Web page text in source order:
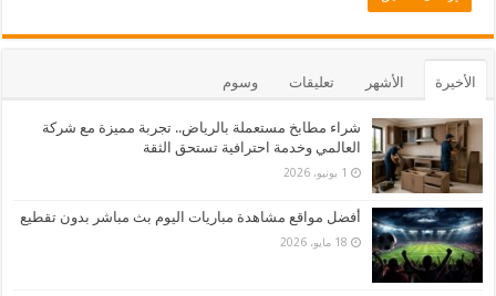
الأخيرة الأشهر تعليقات وسوم
شراء مطابخ مستعملة بالرياض.. تجربة مميزة مع شركة
العالمي وخدمة احترافية تستحق الثقة
1 يونيو، 2026
أفضل مواقع مشاهدة مباريات اليوم بث مباشر بدون تقطيع
18 مايو، 2026